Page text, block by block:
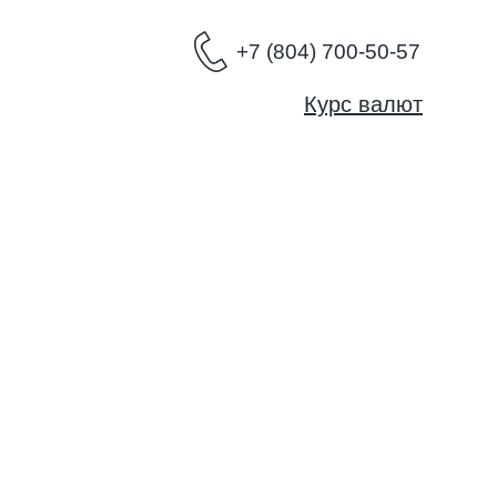
+7 (804) 700-50-57
Курс валют